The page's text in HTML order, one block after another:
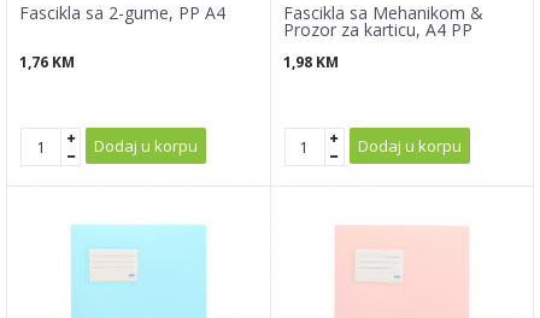
Fascikla sa 2-gume, PP A4
1,76 KM
Dodaj u korpu
Fascikla sa Mehanikom &
Prozor za karticu, A4 PP
1,98 KM
Dodaj u korpu